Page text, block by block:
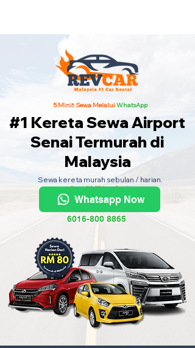
5 Minit Sewa MelaluiWhatsApp
#1 Kereta Sewa Airport
Senai Termurah di
Malaysia
Sewa kereta murah sebulan / harian.
Dari RM70 sehari.
Whatsapp Now
6016-800 8865